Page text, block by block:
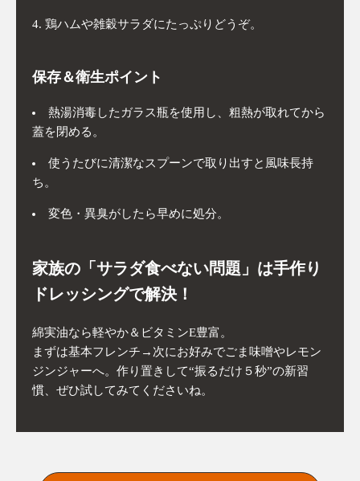
鶏ハムや雑穀サラダにたっぷりどうぞ。
保存＆衛生ポイント
熱湯消毒したガラス瓶を使用し、粗熱が取れてから
蓋を閉める。
使うたびに清潔なスプーンで取り出すと風味長持
ち。
変色・異臭がしたら早めに処分。
家族の「サラダ食べない問題」は手作り
ドレッシングで解決！
綿実油なら軽やか＆ビタミンE豊富。
まずは基本フレンチ→次にお好みでごま味噌やレモン
ジンジャーへ。作り置きして“振るだけ５秒”の新習
慣、ぜひ試してみてくださいね。